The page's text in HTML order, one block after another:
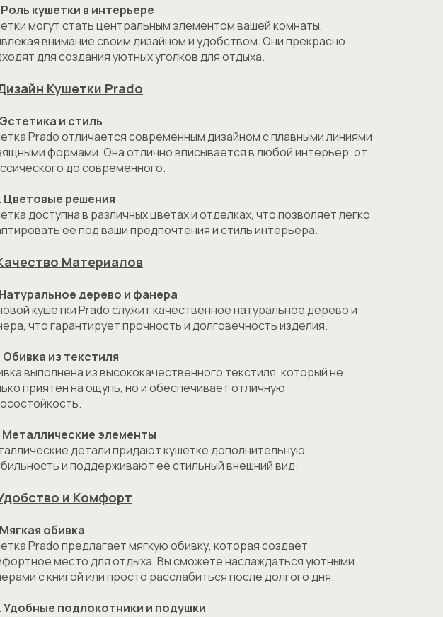
Роль кушетки в интерьере
могут стать центральным элементом вашей комнаты,
внимание своим дизайном и удобством. Они прекрасно
для создания уютных уголков для отдыха.
Кушетки Prado
Эстетика и стиль
Prado отличается современным дизайном с плавными линиями
формами. Она отлично вписывается в любой интерьер, от
до современного.
Цветовые решения
доступна в различных цветах и отделках, что позволяет легко
её под ваши предпочтения и стиль интерьера.
Материалов
Натуральное дерево и фанера
кушетки Prado служит качественное натуральное дерево и
что гарантирует прочность и долговечность изделия.
Обивка из текстиля
выполнена из высококачественного текстиля, который не
приятен на ощупь, но и обеспечивает отличную
Металлические элементы
детали придают кушетке дополнительную
и поддерживают её стильный внешний вид.
и Комфорт
Мягкая обивка
Prado предлагает мягкую обивку, которая создаёт
место для отдыха. Вы сможете наслаждаться уютными
с книгой или просто расслабиться после долгого дня.
Удобные подлокотники и подушки